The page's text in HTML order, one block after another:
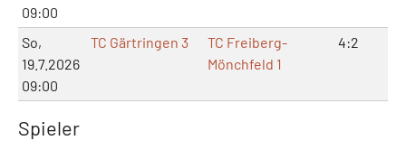
09:00
So,
19.7.2026
09:00
TC Gärtringen 3
TC Freiberg-
Mönchfeld 1
4:2
Spieler